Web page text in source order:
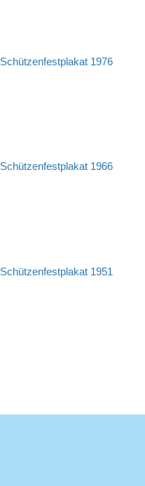
Schützenfestplakat 1976
Schützenfestplakat 1966
Schützenfestplakat 1951